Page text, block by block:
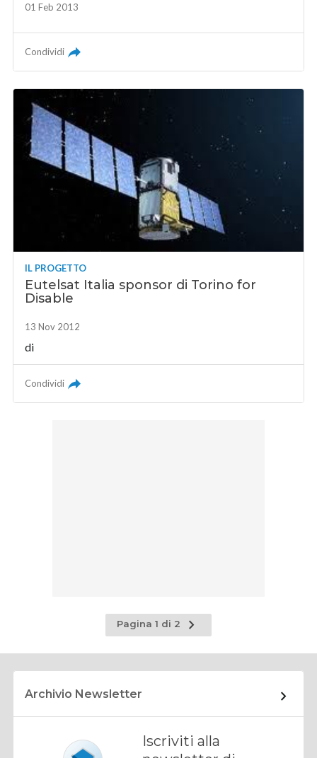
01 Feb 2013
Condividi
IL PROGETTO
Eutelsat Italia sponsor di Torino for
Disable
13 Nov 2012
di
Condividi
Pagina 1 di 2
Pagina
successiva
Archivio Newsletter
Iscriviti alla